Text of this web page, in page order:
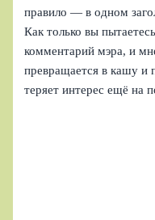
правило — в одном
Как только вы
комментарий мэра, и
превращается в кашу и
теряет интерес ещё на